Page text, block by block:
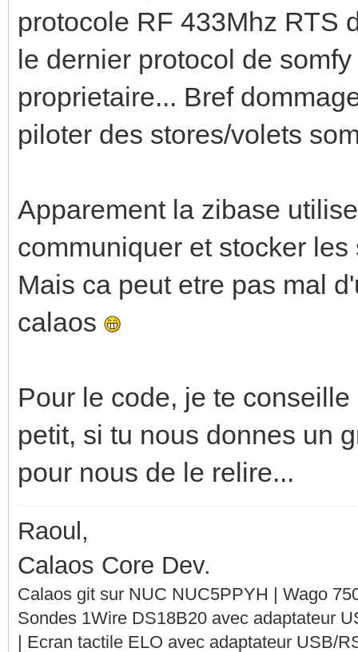
protocole RF 433Mhz RTS
le dernier protocol de
proprietaire... Bref
piloter des stores/volets
Apparement la zibase
communiquer et stocker
Mais ca peut etre pas mal
calaos
Pour le code, je te
petit, si tu nous donnes un
pour nous de le relire...
Raoul,
Calaos Core Dev.
Calaos git sur NUC NUC5PPYH | Wago
Sondes 1Wire DS18B20 avec adaptateur
| Ecran tactile ELO avec adaptateur USB/